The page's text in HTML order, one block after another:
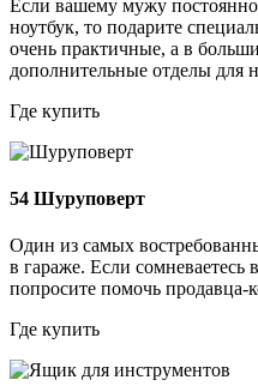
Если вашему мужу постоянно
ноутбук, то подарите
очень практичные, а в
дополнительные отделы для
Где купить
54 Шуруповерт
Один из самых
в гараже. Если сомневаетесь
попросите помочь продавца-
Где купить